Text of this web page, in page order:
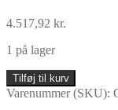
4.517,92 kr.
1 på lager
ORAGUARD
290G
Tilføj til kurv
Varenummer (SKU):